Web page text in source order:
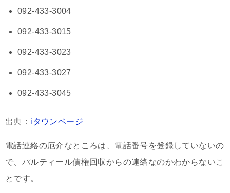
092-433-3004
092-433-3015
092-433-3023
092-433-3027
092-433-3045
出典： iタウンページ
電話連絡の厄介なところは、電話番号を登録していないの
で、パルティール債権回収からの連絡なのかわからないこ
とです。